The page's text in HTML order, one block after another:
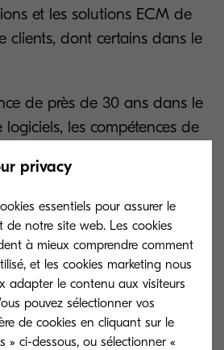
et les solutions ECM de
clients, dont certains dans le
de près de 30 ans dans le
les compétences de
la fourniture de solutions
d'industries sur le marché
liés aux logiciels à
haut niveau de compétence
l'individualisation et
d'OPTIMAL SYSTEMS se
précieux.
privacy
essentiels pour assurer le
de notre site web. Les cookies
à mieux comprendre comment
et les cookies marketing nous
adapter le contenu aux visiteurs
pouvez sélectionner vos
de cookies en cliquant sur le
» ci-dessous, ou sélectionner «